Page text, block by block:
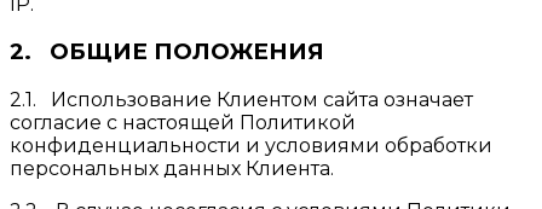
2. ОБЩИЕ ПОЛОЖЕНИЯ
2.1. Использование Клиентом сайта означает
согласие с настоящей Политикой
конфиденциальности и условиями обработки
персональных данных Клиента.